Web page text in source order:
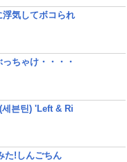
浮気してボコられ
ちゃけ・・・・
븐틴) 'Left & Ri
た!しんごちん